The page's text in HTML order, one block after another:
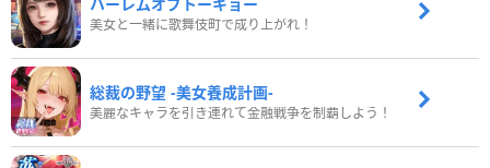
ハーレムオブトーキョー
美女と一緒に歌舞伎町で成り上がれ！
総裁の野望 -美女養成計画-
美麗なキャラを引き連れて金融戦争を制覇しよう！